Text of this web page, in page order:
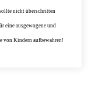
nicht überschritten
eine ausgewogene und
von Kindern aufbewahren!